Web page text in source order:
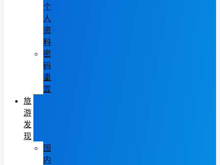
个
人
资
料
密
码
重
置
旅
游
发
现
国
内